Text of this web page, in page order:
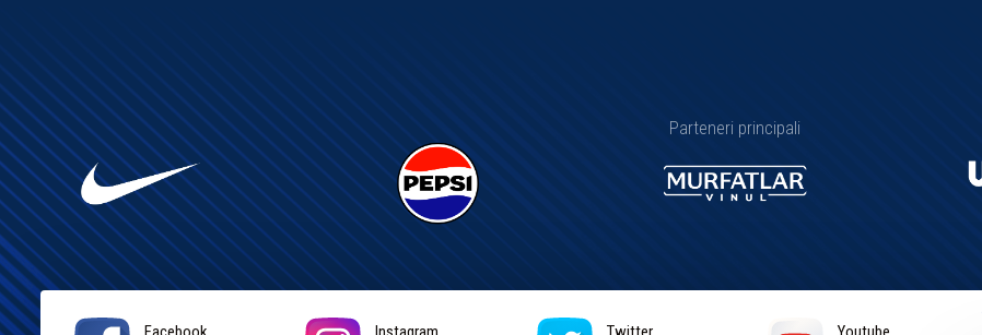
Parteneri principali